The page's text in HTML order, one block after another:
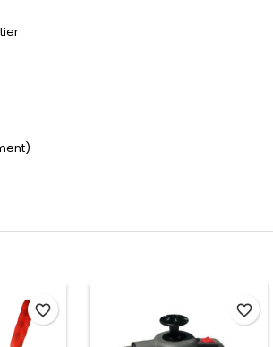
favorite_border favorite_border